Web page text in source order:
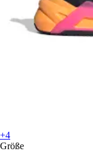
+4
Größe